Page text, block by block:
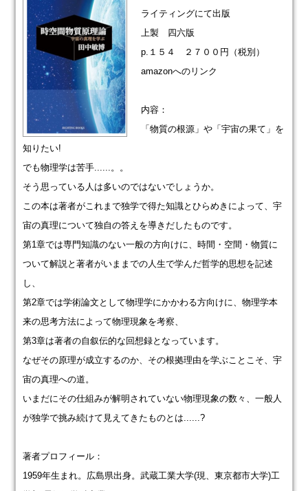
ライティングにて出版
上製 四六版
p.１５４ ２７００円（税別）
amazonへのリンク
内容：
「物質の根源」や「宇宙の果て」を
知りたい!
でも物理学は苦手......。。
そう思っている人は多いのではないでしょうか。
この本は著者がこれまで独学で得た知識とひらめきによって、宇
宙の真理について独自の答えを導きだしたものです。
第1章では専門知識のない一般の方向けに、時間・空間・物質に
ついて解説と著者がいままでの人生で学んだ哲学的思想を記述
し、
第2章では学術論文として物理学にかかわる方向けに、物理学本
来の思考方法によって物理現象を考察、
第3章は著者の自叙伝的な回想録となっています。
なぜその原理が成立するのか、その根拠理由を学ぶことこそ、宇
宙の真理への道。
いまだにその仕組みが解明されていない物理現象の数々、一般人
が独学で挑み続けて見えてきたものとは......?
著者プロフィール：
1959年生まれ。広島県出身。武蔵工業大学(現、東京都市大学)工